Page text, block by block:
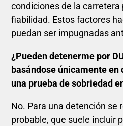
condiciones de la carretera
fiabilidad. Estos factores
puedan ser impugnadas
¿Pueden detenerme por
basándose únicamente en
una prueba de sobriedad
No. Para una detención se
probable, que suele incluir